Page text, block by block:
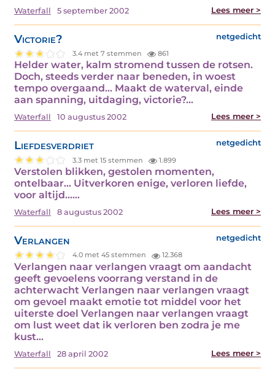
Waterfall 5 september 2002 Lees meer >
Victorie? netgedicht
3.4 met 7 stemmen 861
Helder water, kalm stromend tussen de rotsen.
Doch, steeds verder naar beneden, in woest
tempo overgaand... Maakt de waterval, einde
aan spanning, uitdaging, victorie?…
Waterfall 10 augustus 2002 Lees meer >
Liefdesverdriet netgedicht
3.3 met 15 stemmen 1.899
Verstolen blikken, gestolen momenten,
ontelbaar... Uitverkoren enige, verloren liefde,
voor altijd...…
Waterfall 8 augustus 2002 Lees meer >
Verlangen netgedicht
4.0 met 45 stemmen 12.368
Verlangen naar verlangen vraagt om aandacht
geeft gevoelens voorrang verstand in de
achterwacht Verlangen naar verlangen vraagt
om gevoel maakt emotie tot middel voor het
uiterste doel Verlangen naar verlangen vraagt
om lust weet dat ik verloren ben zodra je me
kust…
Waterfall 28 april 2002 Lees meer >